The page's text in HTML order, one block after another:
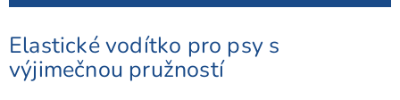
Elastické vodítko pro psy s
výjimečnou pružností